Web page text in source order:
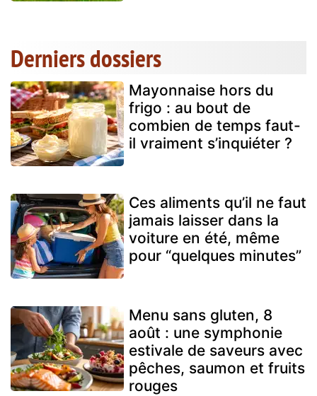
Derniers dossiers
Mayonnaise hors du
frigo : au bout de
combien de temps faut-
il vraiment s’inquiéter ?
Ces aliments qu’il ne faut
jamais laisser dans la
voiture en été, même
pour “quelques minutes”
Menu sans gluten, 8
août : une symphonie
estivale de saveurs avec
pêches, saumon et fruits
rouges